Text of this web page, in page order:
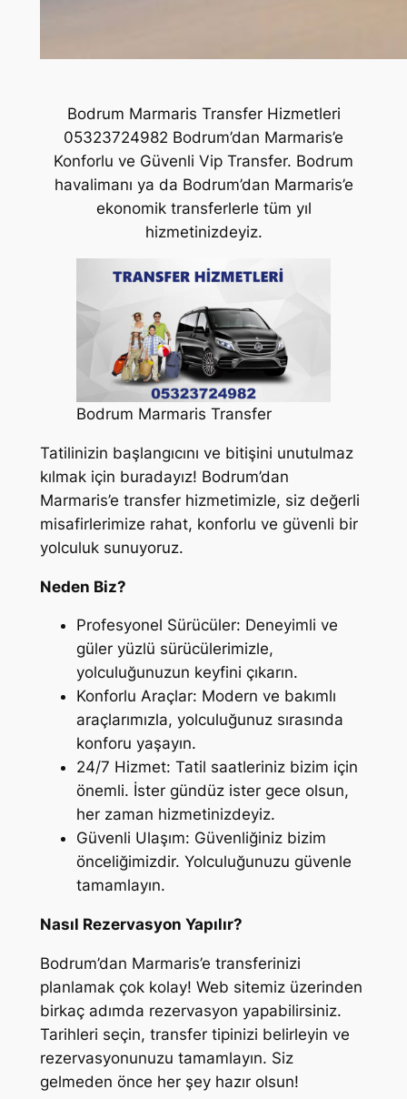
Bodrum Marmaris Transfer Hizmetleri
05323724982 Bodrum’dan Marmaris’e
Konforlu ve Güvenli Vip Transfer. Bodrum
havalimanı ya da Bodrum’dan Marmaris’e
ekonomik transferlerle tüm yıl
hizmetinizdeyiz.
Bodrum Marmaris Transfer
Tatilinizin başlangıcını ve bitişini unutulmaz
kılmak için buradayız! Bodrum’dan
Marmaris’e transfer hizmetimizle, siz değerli
misafirlerimize rahat, konforlu ve güvenli bir
yolculuk sunuyoruz.
Neden Biz?
Profesyonel Sürücüler: Deneyimli ve
güler yüzlü sürücülerimizle,
yolculuğunuzun keyfini çıkarın.
Konforlu Araçlar: Modern ve bakımlı
araçlarımızla, yolculuğunuz sırasında
konforu yaşayın.
24/7 Hizmet: Tatil saatleriniz bizim için
önemli. İster gündüz ister gece olsun,
her zaman hizmetinizdeyiz.
Güvenli Ulaşım: Güvenliğiniz bizim
önceliğimizdir. Yolculuğunuzu güvenle
tamamlayın.
Nasıl Rezervasyon Yapılır?
Bodrum’dan Marmaris’e transferinizi
planlamak çok kolay! Web sitemiz üzerinden
birkaç adımda rezervasyon yapabilirsiniz.
Tarihleri seçin, transfer tipinizi belirleyin ve
rezervasyonunuzu tamamlayın. Siz
gelmeden önce her şey hazır olsun!